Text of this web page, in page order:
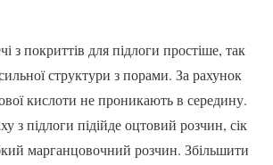
з покриттів для підлоги простіше, так
структури з порами. За рахунок
кислоти не проникають в середину.
з підлоги підійде оцтовий розчин, сік
марганцовочний розчин. Збільшити